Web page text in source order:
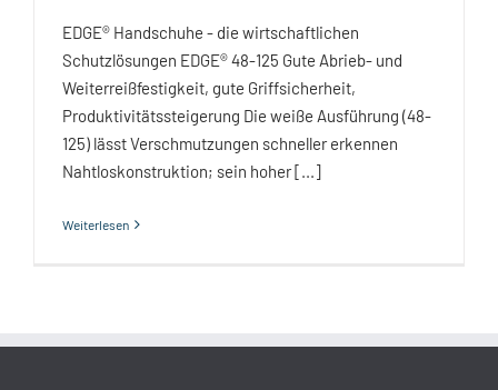
EDGE® Handschuhe - die wirtschaftlichen
Schutzlösungen EDGE® 48-125 Gute Abrieb- und
Weiterreißfestigkeit, gute Griffsicherheit,
Produktivitätssteigerung Die weiße Ausführung (48-
125) lässt Verschmutzungen schneller erkennen
Nahtloskonstruktion; sein hoher [...]
Weiterlesen